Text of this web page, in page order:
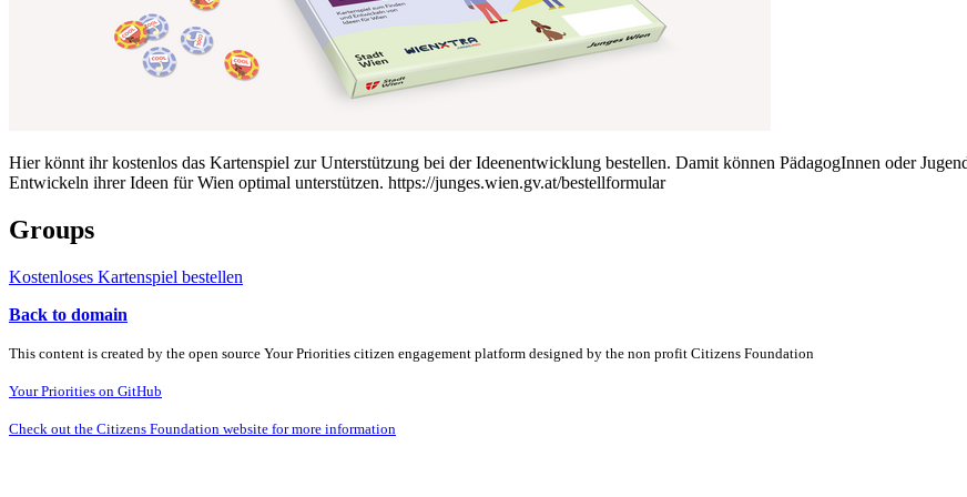
Hier könnt ihr kostenlos das Kartenspiel zur Unterstützung bei der Ideenentwicklung bestellen. Damit können PädagogInnen oder
Entwickeln ihrer Ideen für Wien optimal unterstützen. https://junges.wien.gv.at/bestellformular
Groups
Kostenloses Kartenspiel bestellen
Back to domain
This content is created by the open source Your Priorities citizen engagement platform designed by the non profit Citizens Foundation
Your Priorities on GitHub
Check out the Citizens Foundation website for more information